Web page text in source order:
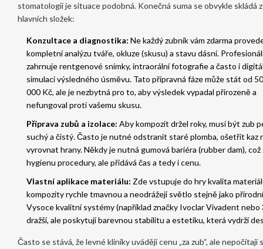
stomatologii je situace podobná. Konečná suma se obvykle skládá
hlavních složek:
Konzultace a diagnostika: Ne každý zubník vám zdarma
kompletní analýzu tváře, okluze (skusu) a stavu dásní.
zahrnuje rentgenové snímky, intraorální fotografie a často i
simulaci výsledného úsměvu. Tato přípravná fáze může stát od
000 Kč, ale je nezbytná pro to, aby výsledek vypadal přirozeně a
nefungoval proti vašemu skusu.
Příprava zubů a izolace: Aby kompozit držel roky, musí být zub
suchý a čistý. Často je nutné odstranit staré plomba, ošetřit kaz
vyrovnat hrany. Někdy je nutná gumová bariéra (rubber dam), což
hygienu procedury, ale přidává čas a tedy i cenu.
Vlastní aplikace materiálu: Zde vstupuje do hry kvalita
kompozity rychle tmavnou a neodrážejí světlo stejně jako
Vysoce kvalitní systémy (například značky Ivoclar Vivadent nebo
dražší, ale poskytují barevnou stabilitu a estetiku, která vydrží
Často se stává, že levné kliniky uvádějí cenu „za zub“, ale nepočítají